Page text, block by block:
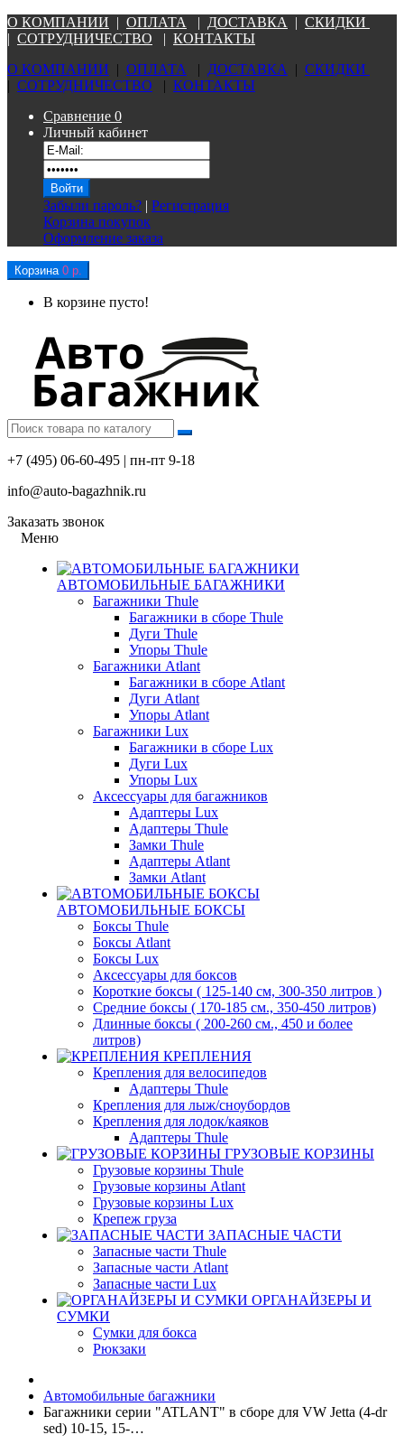
О КОМПАНИИ | ОПЛАТА | ДОСТАВКА | СКИДКИ
| СОТРУДНИЧЕСТВО | КОНТАКТЫ
О КОМПАНИИ | ОПЛАТА | ДОСТАВКА | СКИДКИ
| СОТРУДНИЧЕСТВО | КОНТАКТЫ
Сравнение 0
Личный кабинет
Забыли пароль? | Регистрация
Корзина покупок
Оформление заказа
Корзина 0 р.
В корзине пусто!
+7 (495) 06-60-495 | пн-пт 9-18
info@auto-bagazhnik.ru
Заказать звонок
Меню
АВТОМОБИЛЬНЫЕ БАГАЖНИКИ
Багажники Thule
Багажники в сборе Thule
Дуги Thule
Упоры Thule
Багажники Atlant
Багажники в сборе Atlant
Дуги Atlant
Упоры Atlant
Багажники Lux
Багажники в сборе Lux
Дуги Lux
Упоры Lux
Аксессуары для багажников
Адаптеры Lux
Адаптеры Thule
Замки Thule
Адаптеры Atlant
Замки Atlant
АВТОМОБИЛЬНЫЕ БОКСЫ
Боксы Thule
Боксы Atlant
Боксы Lux
Аксессуары для боксов
Короткие боксы ( 125-140 см, 300-350 литров )
Средние боксы ( 170-185 см., 350-450 литров)
Длинные боксы ( 200-260 см., 450 и более
литров)
КРЕПЛЕНИЯ
Крепления для велосипедов
Адаптеры Thule
Крепления для лыж/сноубордов
Крепления для лодок/каяков
Адаптеры Thule
ГРУЗОВЫЕ КОРЗИНЫ
Грузовые корзины Thule
Грузовые корзины Atlant
Грузовые корзины Lux
Крепеж груза
ЗАПАСНЫЕ ЧАСТИ
Запасные части Thule
Запасные части Atlant
Запасные части Lux
ОРГАНАЙЗЕРЫ И
СУМКИ
Сумки для бокса
Рюкзаки
Автомобильные багажники
Багажники серии "ATLANT" в сборе для VW Jetta (4-dr
sed) 10-15, 15-…